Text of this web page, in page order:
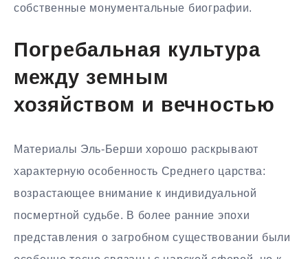
собственные монументальные биографии.
Погребальная культура
между земным
хозяйством и вечностью
Материалы Эль-Берши хорошо раскрывают
характерную особенность Среднего царства:
возрастающее внимание к индивидуальной
посмертной судьбе. В более ранние эпохи
представления о загробном существовании были